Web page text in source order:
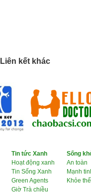
Liên kết khác
Tin tức Xanh
Hoạt động xanh
Tin Sống Xanh
Green Agents
Giờ Trà chiều
Sống
An toàn
Mạnh
Khỏe